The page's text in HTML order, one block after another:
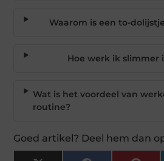
Waarom is een to-
Hoe werk ik slimmer
Wat is het voordeel van
routine?
Goed artikel? Deel hem dan